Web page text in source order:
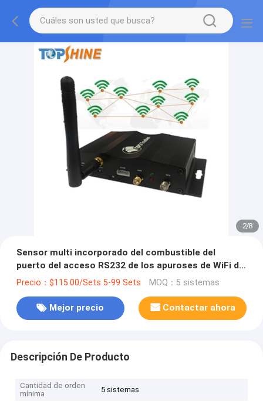
2/8
Sensor multi incorporado del combustible del
puerto del acceso RS232 de los apuroses de WiFi del
perseguidor adaptable de 4G GPS
Precio：$115.00/Sets 5-99 Sets MOQ：5 sistemas
Mejor precio Contactar ahora
Descripción De Producto
Cantidad de orden
mínima
5 sistemas